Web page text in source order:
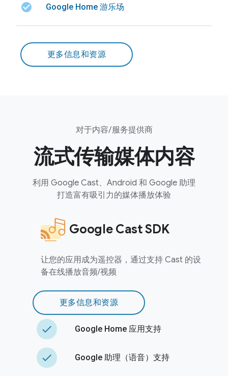
check_circle Google Home 游乐场
更多信息和资源
对于内容/服务提供商
流式传输媒体内容
利用 Google Cast、Android 和 Google 助理
打造富有吸引力的媒体播放体验
Google Cast SDK
让您的应用成为遥控器，通过支持 Cast 的设
备在线播放音频/视频
更多信息和资源
done Google Home 应用支持
done Google 助理（语音）支持